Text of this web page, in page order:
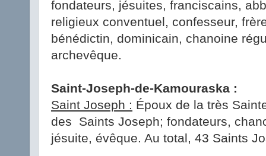
fondateurs, jésuites, franciscains,
religieux conventuel, confesseur,
bénédictin, dominicain, chanoine
archevêque.
Saint-Joseph-de-Kamouraska :
Saint Joseph : Époux de la très
des Saints Joseph; fondateurs,
jésuite, évêque. Au total, 43 Saints